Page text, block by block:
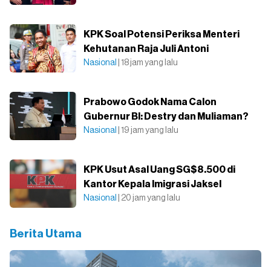
KPK Soal Potensi Periksa Menteri
Kehutanan Raja Juli Antoni
Nasional | 18 jam yang lalu
Prabowo Godok Nama Calon
Gubernur BI: Destry dan Muliaman?
Nasional | 19 jam yang lalu
KPK Usut Asal Uang SG$8.500 di
Kantor Kepala Imigrasi Jaksel
Nasional | 20 jam yang lalu
Berita Utama